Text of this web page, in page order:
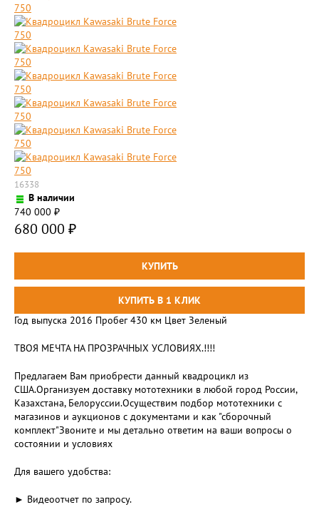
16338
В наличии
740 000 ₽
680 000 ₽
Год выпуска 2016 Пробег 430 км Цвет Зеленый
ТВОЯ МЕЧТА НА ПРОЗРАЧНЫХ УСЛОВИЯХ.!!!!
Предлагаем Вам приобрести данный квадроцикл из
США.Организуем доставку мототехники в любой город России,
Казахстана, Белоруссии.Осуществим подбор мототехники с
магазинов и аукционов с документами и как "сборочный
комплект"Звоните и мы детально ответим на ваши вопросы о
состоянии и условиях
Для вашего удобства:
► Видеоотчет по запросу.